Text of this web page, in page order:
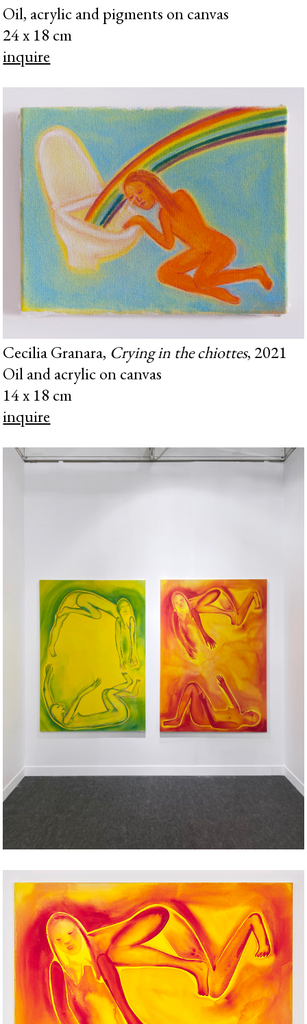
Oil, acrylic and pigments on canvas
24 x 18 cm
inquire
Cecilia Granara, Crying in the chiottes, 2021
Oil and acrylic on canvas
14 x 18 cm
inquire